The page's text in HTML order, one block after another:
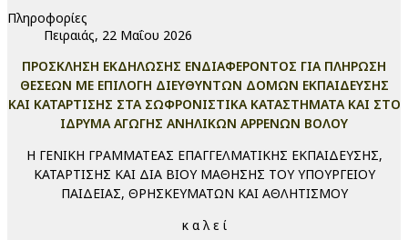
Πληροφορίες
Πειραιάς, 22 Μαΐου 2026
ΠΡΟΣΚΛΗΣΗ ΕΚΔΗΛΩΣΗΣ ΕΝΔΙΑΦΕΡΟΝΤΟΣ ΓΙΑ ΠΛΗΡΩΣΗ
ΘΕΣΕΩΝ ΜΕ ΕΠΙΛΟΓΗ ΔΙΕΥΘΥΝΤΩΝ ΔΟΜΩΝ ΕΚΠΑΙΔΕΥΣΗΣ
ΚΑΙ ΚΑΤΑΡΤΙΣΗΣ ΣΤΑ ΣΩΦΡΟΝΙΣΤΙΚΑ ΚΑΤΑΣΤΗΜΑΤΑ ΚΑΙ ΣΤΟ
ΙΔΡΥΜΑ ΑΓΩΓΗΣ ΑΝΗΛΙΚΩΝ ΑΡΡΕΝΩΝ ΒΟΛΟΥ
Η ΓΕΝΙΚΗ ΓΡΑΜΜΑΤΕΑΣ ΕΠΑΓΓΕΛΜΑΤΙΚΗΣ ΕΚΠΑΙΔΕΥΣΗΣ,
ΚΑΤΑΡΤΙΣΗΣ KAI ΔΙΑ ΒΙΟΥ ΜΑΘΗΣΗΣ ΤΟΥ ΥΠΟΥΡΓΕΙΟΥ
ΠΑΙΔΕΙΑΣ, ΘΡΗΣΚΕΥΜΑΤΩΝ ΚΑΙ ΑΘΛΗΤΙΣΜΟΥ
κ α λ ε ί